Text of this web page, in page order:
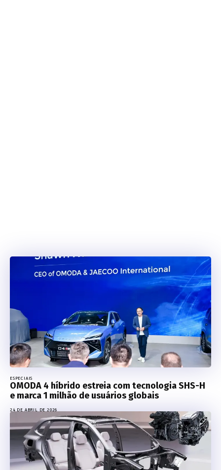
ESPECIAIS
OMODA 4 híbrido estreia com tecnologia SHS-H
e marca 1 milhão de usuários globais
24 DE ABRIL DE 2026